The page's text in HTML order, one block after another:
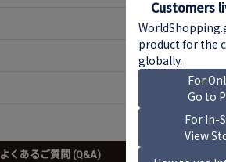
よくあるご質問 (Q&A)